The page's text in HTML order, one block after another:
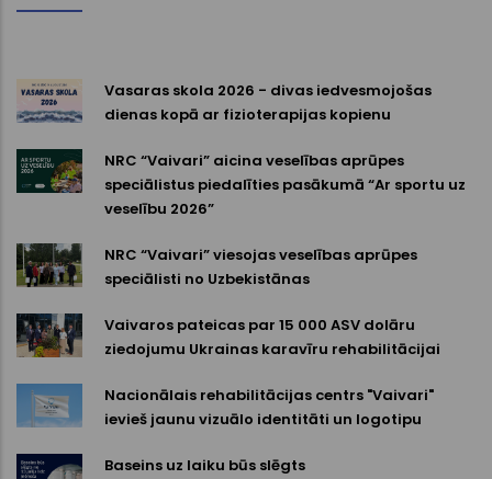
Vasaras skola 2026 - divas iedvesmojošas
dienas kopā ar fizioterapijas kopienu
NRC “Vaivari” aicina veselības aprūpes
speciālistus piedalīties pasākumā “Ar sportu uz
veselību 2026”
NRC “Vaivari” viesojas veselības aprūpes
speciālisti no Uzbekistānas
Vaivaros pateicas par 15 000 ASV dolāru
ziedojumu Ukrainas karavīru rehabilitācijai
Nacionālais rehabilitācijas centrs "Vaivari"
ievieš jaunu vizuālo identitāti un logotipu
Baseins uz laiku būs slēgts